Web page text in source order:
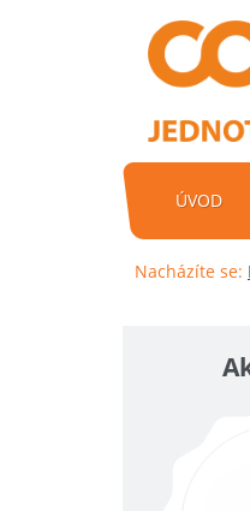
ÚVOD
Nacházíte se: